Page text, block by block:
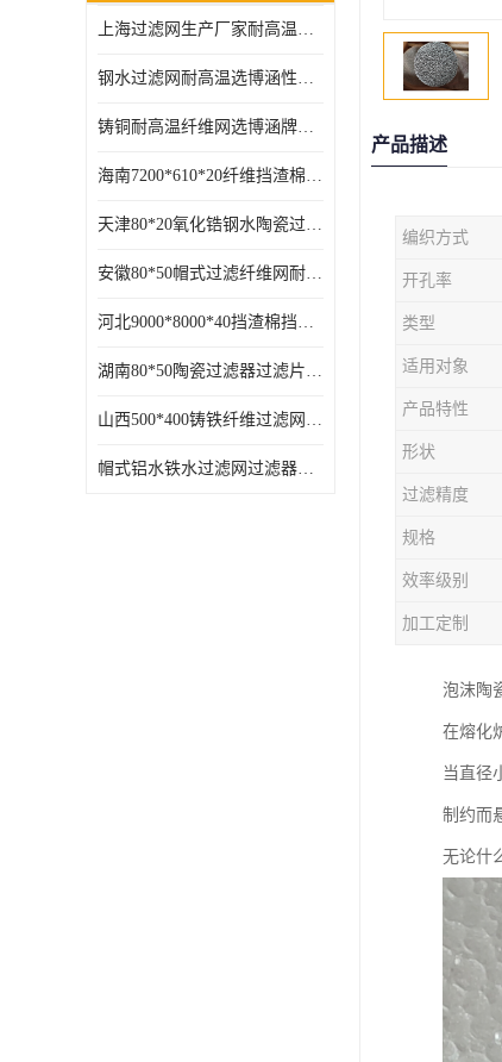
上海过滤网生产厂家耐高温可定制供应及时
钢水过滤网耐高温选博涵性能稳定价格合适
铸铜耐高温纤维网选博涵牌质量稳定
海南7200*610*20纤维挡渣棉耐高温
天津80*20氧化锆钢水陶瓷过滤器过滤效果明显
安徽80*50帽式过滤纤维网耐高温
河北9000*8000*40挡渣棉挡渣效果好耐高温
湖南80*50陶瓷过滤器过滤片过滤网效果好耐高温
山西500*400铸铁纤维过滤网方形网圆形网
帽式铝水铁水过滤网过滤器耐高温
产品描述
编织方式
开孔率
类型
适用对象
产品特性
形状
过滤精度
规格
效率级别
加工定制
泡沫陶
在熔化
当直径
制约而
无论什